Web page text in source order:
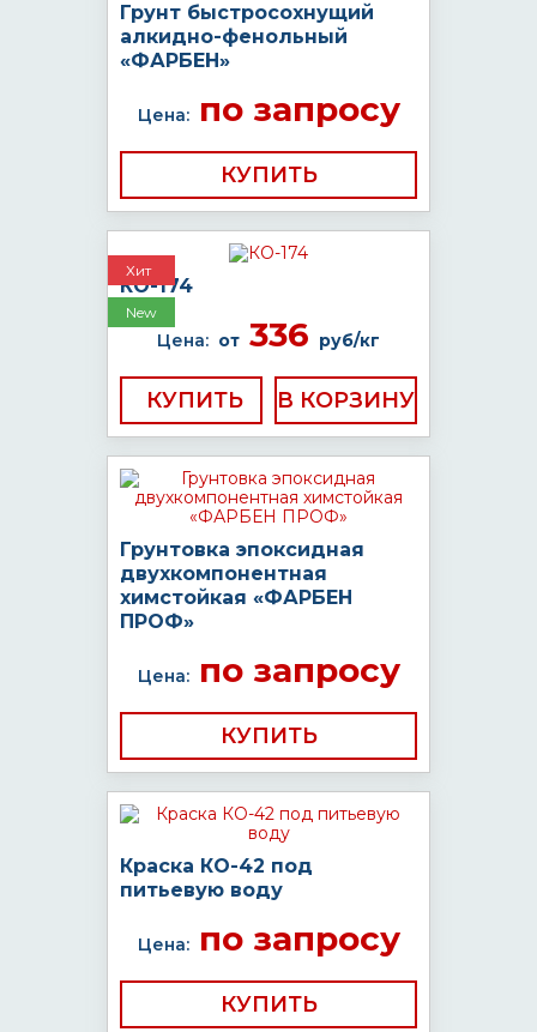
Грунт быстросохнущий
алкидно-фенольный
«ФАРБЕН»
Цена:по запросу
КУПИТЬ
Хит
New
КО-174
Цена: от 336 руб/кг
КУПИТЬ
Грунтовка эпоксидная
двухкомпонентная
химстойкая «ФАРБЕН
ПРОФ»
Цена:по запросу
КУПИТЬ
Краска КО-42 под
питьевую воду
Цена:по запросу
КУПИТЬ